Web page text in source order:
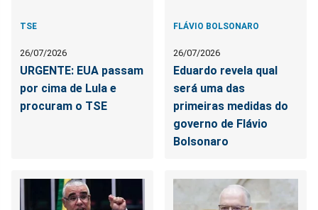
TSE
26/07/2026
URGENTE: EUA passam
por cima de Lula e
procuram o TSE
FLÁVIO BOLSONARO
26/07/2026
Eduardo revela qual
será uma das
primeiras medidas do
governo de Flávio
Bolsonaro